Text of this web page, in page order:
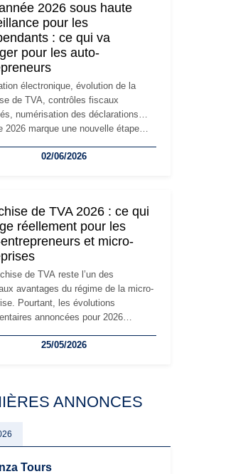
répond souvent à une nouvelle
la vie de l'entreprise et implique
formalités obligatoires.
2026 sous haute
pour les
: ce qui va
pour les auto-
électronique, évolution de la
de TVA, contrôles fiscaux
numérisation des déclarations…
2026 marque une nouvelle étape
indépendants. Si le régime de la
plus exigeant. Décryptage des
changements et des précautions
pour éviter les mauvaises
02/06/2026
de TVA 2026 : ce qui
réellement pour les
et micro-
de TVA reste l’un des
avantages du régime de la micro-
Pourtant, les évolutions
annoncées pour 2026
entrepreneurs, artisans et
dans un contexte de contrôle
indépendants à rester
vigilants.
25/05/2026
ANNONCES
Tours